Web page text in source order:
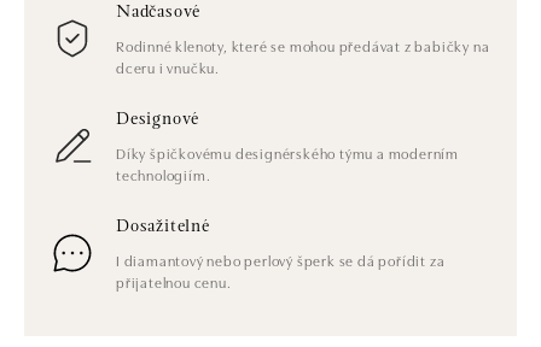
Nadčasové
Rodinné klenoty, které se mohou předávat z babičky na
dceru i vnučku.
Designové
Díky špičkovému designérského týmu a moderním
technologiím.
Dosažitelné
I diamantový nebo perlový šperk se dá pořídit za
přijatelnou cenu.